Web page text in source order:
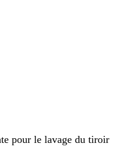
pour le lavage du tiroir